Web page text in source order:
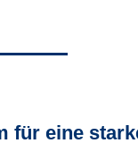
für eine